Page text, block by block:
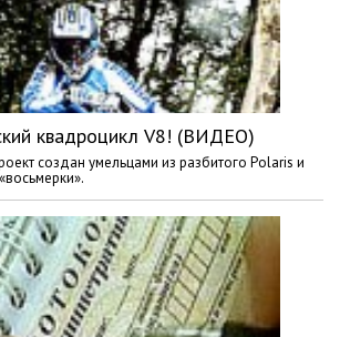
квадроцикл V8! (ВИДЕО)
создан умельцами из разбитого Polaris и